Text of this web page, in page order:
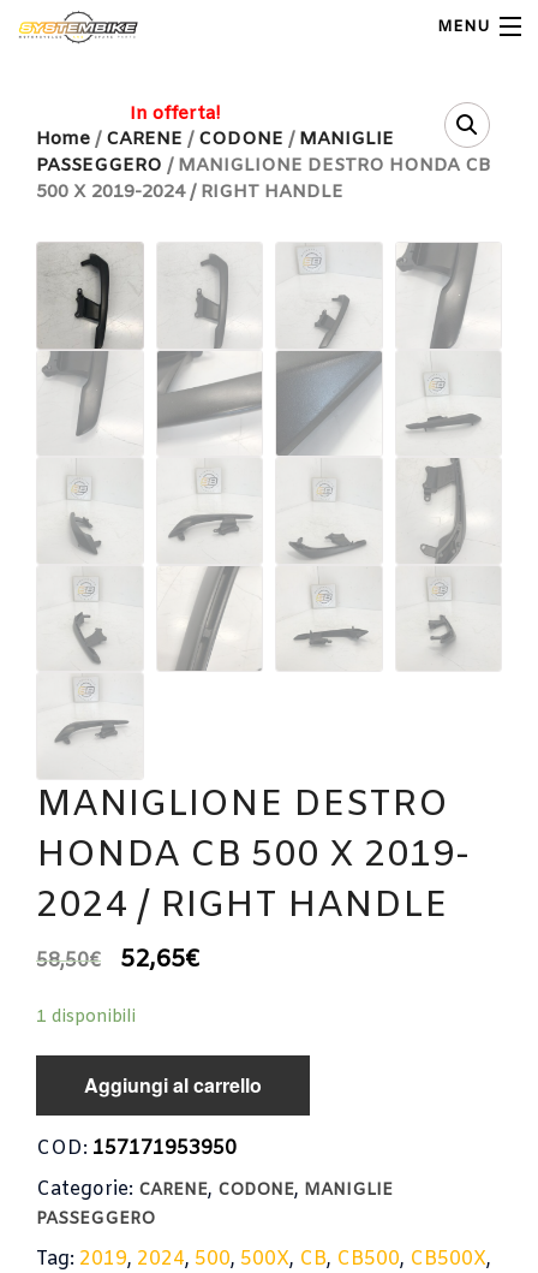
MENU
Home
Shop Ricambi
Note Generali
Carrello
Contatti
Home / CARENE / CODONE / MANIGLIE
PASSEGGERO / MANIGLIONE DESTRO HONDA CB
500 X 2019-2024 / RIGHT HANDLE
In offerta!
MANIGLIONE DESTRO
HONDA CB 500 X 2019-
2024 / RIGHT HANDLE
58,50€ 52,65€
1 disponibili
Aggiungi al carrello
COD: 157171953950
Categorie: CARENE, CODONE, MANIGLIE
PASSEGGERO
Tag: 2019, 2024, 500, 500X, CB, CB500, CB500X,